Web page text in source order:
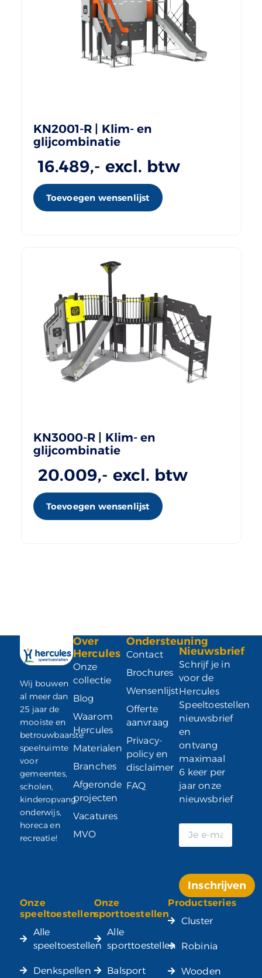
KN2001-R | Klim- en
glijcombinatie
16.489,- excl. btw
Toevoegen wensenlijst
KN3000-R | Klim- en
glijcombinatie
20.009,- excl. btw
Toevoegen wensenlijst
Wij bouwen
al meer dan
25 jaar de
mooiste en
betrouwbaarste
speelruimte
voor
gemeentes,
scholen,
kinderopvang,
onderwijs,
horeca en
recreatie!
Over
Hercules
Onze
collectie
Blog
Waarom
Hercules
Materialen
Branches
Afgeronde
projecten
Vacatures
MVO
Ondersteuning
Contact
Brochures
Wensenlijst
Offerte
aanvraag
Privacy-
policy en
disclaimer
FAQ
Nieuwsbrief
Schrijf je in
voor de
Hercules
Speeltoestellen
nieuwsbrief
en
ontvang
maximaal
6 keer per
jaar onze
nieuwsbrief
Inschrijven
Alternative:
Onze
speeltoestellen
Alle
speeltoestellen
Denkspellen
Onze
sporttoestellen
Alle
sporttoestellen
Balsport
Productseries
Cluster
Robinia
Wooden